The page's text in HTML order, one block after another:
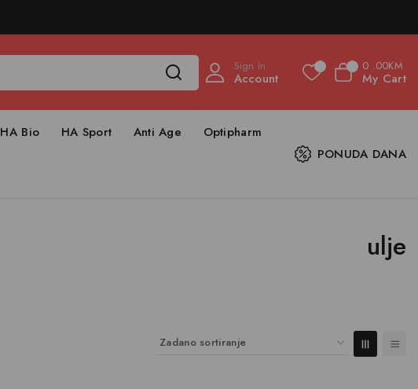
Sign In
Account
0 0 0 .00KM
My Cart
HA Bio HA Sport Anti Age Optipharm
PONUDA DANA
ulje